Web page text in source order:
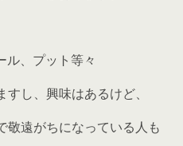
ル、プット等々
し、興味はあるけど、
敬遠がちになっている人も